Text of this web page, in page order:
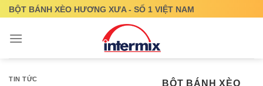
Skip
content
BỘT BÁNH XÈO HƯƠNG XƯA - SỐ 1 VIỆT NAM
TIN TỨC
BỘT BÁNH XÈO